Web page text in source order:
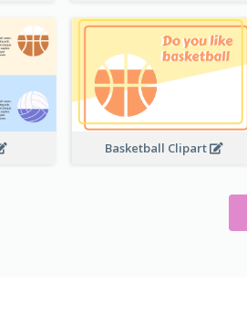
Basketball Clipart